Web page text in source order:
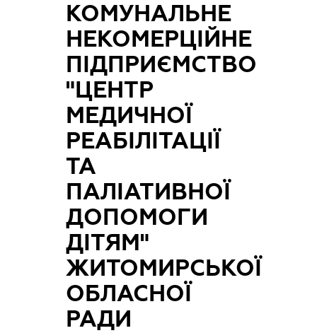
КОМУНАЛЬНЕ
НЕКОМЕРЦІЙНЕ
ПІДПРИЄМСТВО
"ЦЕНТР
МЕДИЧНОЇ
РЕАБІЛІТАЦІЇ
ТА
ПАЛІАТИВНОЇ
ДОПОМОГИ
ДІТЯМ"
ЖИТОМИРСЬКОЇ
ОБЛАСНОЇ
РАДИ